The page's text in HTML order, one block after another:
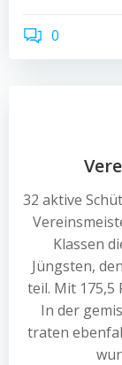
0
32 aktive
Klassen
Jüngsten,
teil. Mit 175,5
In der
traten